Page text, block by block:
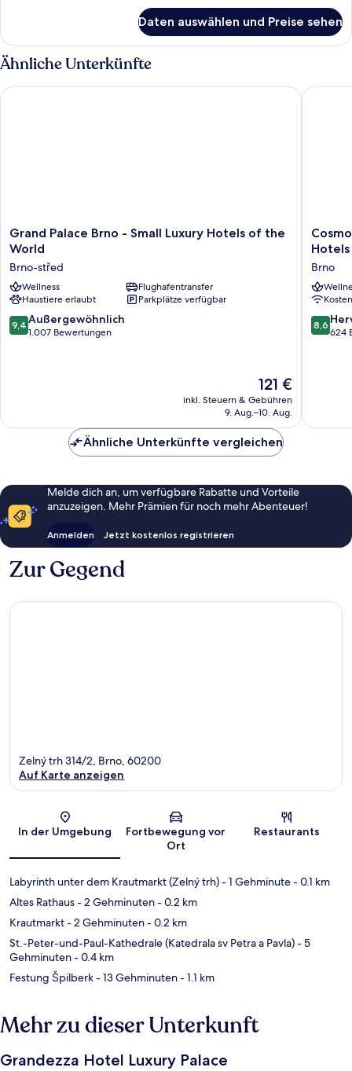
Zweibettzimmer
Daten auswählen und Preise sehen
Ähnliche Unterkünfte
Grand
Palace
-
Small
Luxury
Hotels
of
Grand Palace Brno - Small Luxury Hotels of the
World
Brno-střed
Wellness
Flughafentransfer
Haustiere erlaubt
Parkplätze verfügbar
9.4
von
9,4 Außergewöhnlich
1.007 Bewertungen
Der
Preis
beträgt
121 €
inkl. Steuern & Gebühren
9. Aug.–10. Aug.
Grand Palace Brno - Small Luxury Hotels of the World
Czech
Leading
Hotels
Brno
Hotels
Brno
8.6
von
8,6
624
Ähnliche Unterkünfte vergleichen
Melde dich an, um verfügbare Rabatte und Vorteile
anzuzeigen. Mehr Prämien für noch mehr Abenteuer!
Anmelden Jetzt kostenlos registrieren
Zur Gegend
Karte
Zelný trh 314/2, Brno, 60200
Auf Karte anzeigen
In der Umgebung
Fortbewegung vor
Ort
Restaurants
Labyrinth unter dem Krautmarkt (Zelný trh)- 1 Gehminute- 0.1 km
Altes Rathaus- 2 Gehminuten- 0.2 km
Krautmarkt- 2 Gehminuten- 0.2 km
St.-Peter-und-Paul-Kathedrale (Katedrala sv Petra a Pavla)- 5
Gehminuten- 0.4 km
Festung Špilberk- 13 Gehminuten- 1.1 km
Mehr zu dieser Unterkunft
Grandezza Hotel Luxury Palace